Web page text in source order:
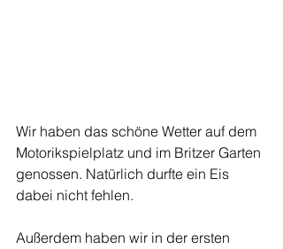
Wir haben das schöne Wetter auf dem
Motorikspielplatz und im Britzer Garten
genossen. Natürlich durfte ein Eis
dabei nicht fehlen.
Außerdem haben wir in der ersten